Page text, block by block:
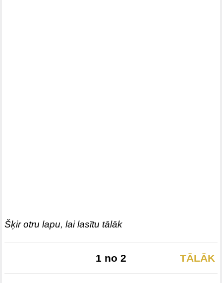
Šķir otru lapu, lai lasītu tālāk
TĀLĀK
1 no 2